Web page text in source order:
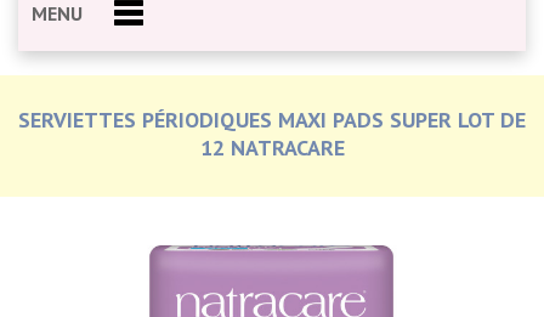
MENU
SERVIETTES PÉRIODIQUES MAXI PADS SUPER LOT DE
12 NATRACARE